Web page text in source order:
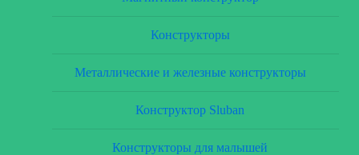
Конструкторы
Металлические и железные конструкторы
Конструктор Sluban
Конструкторы для малышей